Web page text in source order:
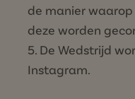
de manier waarop
deze worden
De Wedstrijd
Instagram.